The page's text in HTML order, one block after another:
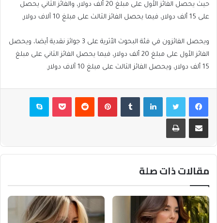
حيث يحصل الفائز الأول على مبلغ 20 ألف دولار، والفائز الثاني يحصل
على 15 ألف دولار، فيما يحصل الفائز الثالث على مبلغ 10 آلاف دولار.
ويحصل الفائزون في فئة البحوث الأثرية على 3 جوائز نقدية أيضا، ويحصل
الفائز الأول على مبلغ 20 ألف دولار، فيما يحصل الفائز الثاني على مبلغ
15 ألف دولار، ويحصل الفائز الثالث على مبلغ 10 آلاف دولار.
فيسبوكتويتر لينكدإن بينتيريست بوكيت سكايب
مشاركة عبر البريد طباعة
مقالات ذات صلة